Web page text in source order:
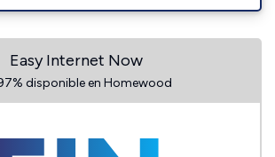
Easy Internet Now
disponible en Homewood